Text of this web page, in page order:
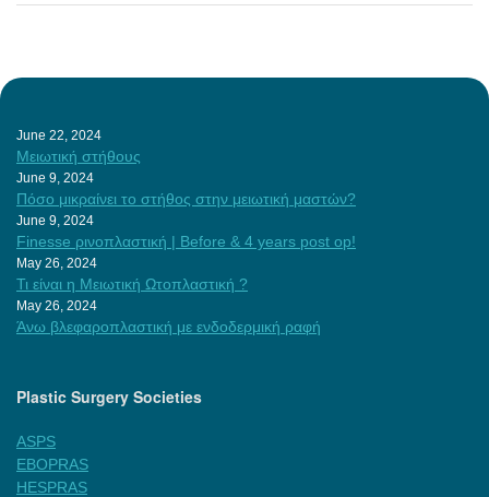
June 22, 2024
Μειωτική στήθους
June 9, 2024
Πόσο μικραίνει το στήθος στην μειωτική μαστών?
June 9, 2024
Finesse ρινοπλαστική | Before & 4 years post op!
May 26, 2024
Τι είναι η Μειωτική Ωτοπλαστική ?
May 26, 2024
Άνω βλεφαροπλαστική με ενδοδερμική ραφή
Plastic Surgery Societies
ASPS
EBOPRAS
HESPRAS